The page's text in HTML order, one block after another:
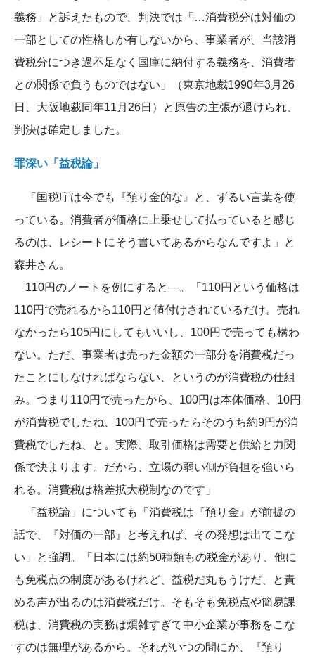
義務」と訴えたもので、判決では「…消費税分は対価の
一部としての性格しか有しないから、事業者が、当該消
費税分につき過不足なく国庫に納付する義務を、消費者
との関係で負うものではない」（東京地裁1990年3月26
日、大阪地裁同年11月26日）と原告の主張が退けられ、
判決は確定しました。
罪深い「益税論」
「国税庁は今でも『預り金的な』と、ずるい言葉を使
っている。消費者が価格に上乗せして払っていると感じ
るのは、レシートにそう書いてあるからなんですよ」と
森井さん。
110円のノートを例にすると―。「110円という価格は
110円で売れるから110円と値付けされているだけ。売れ
なかったら105円にしてもいいし、100円で売っても構わ
ない。ただ、事業者は売った金額の一部分を消費税だっ
たことにしなければならない、というのが消費税の仕組
み。つまり110円で売ったから、100円は本体価格、10円
が消費税でしたね、100円で売ったらそのうち約9円が消
費税でしたね、と。実際、取引価格は需要と供給と力関
係で決まります。だから、立場の弱い側が負担を強いら
れる。消費税は格差拡大税制なのです」
「益税論」についても「消費税は『預り金』が前提の
話で、『対価の一部』と考えれば、その発想は出てこな
い」と強調。「日本には約50種類もの税金があり、他に
も免税点の制度があるけれど、益税だ丸もうけだ、と責
める声が出るのは消費税だけ。そもそも免税点や簡易課
税は、消費税の実務は煩雑すぎて中小企業が事務をこな
すのは無理があるから。それがいつの間にか、『預り